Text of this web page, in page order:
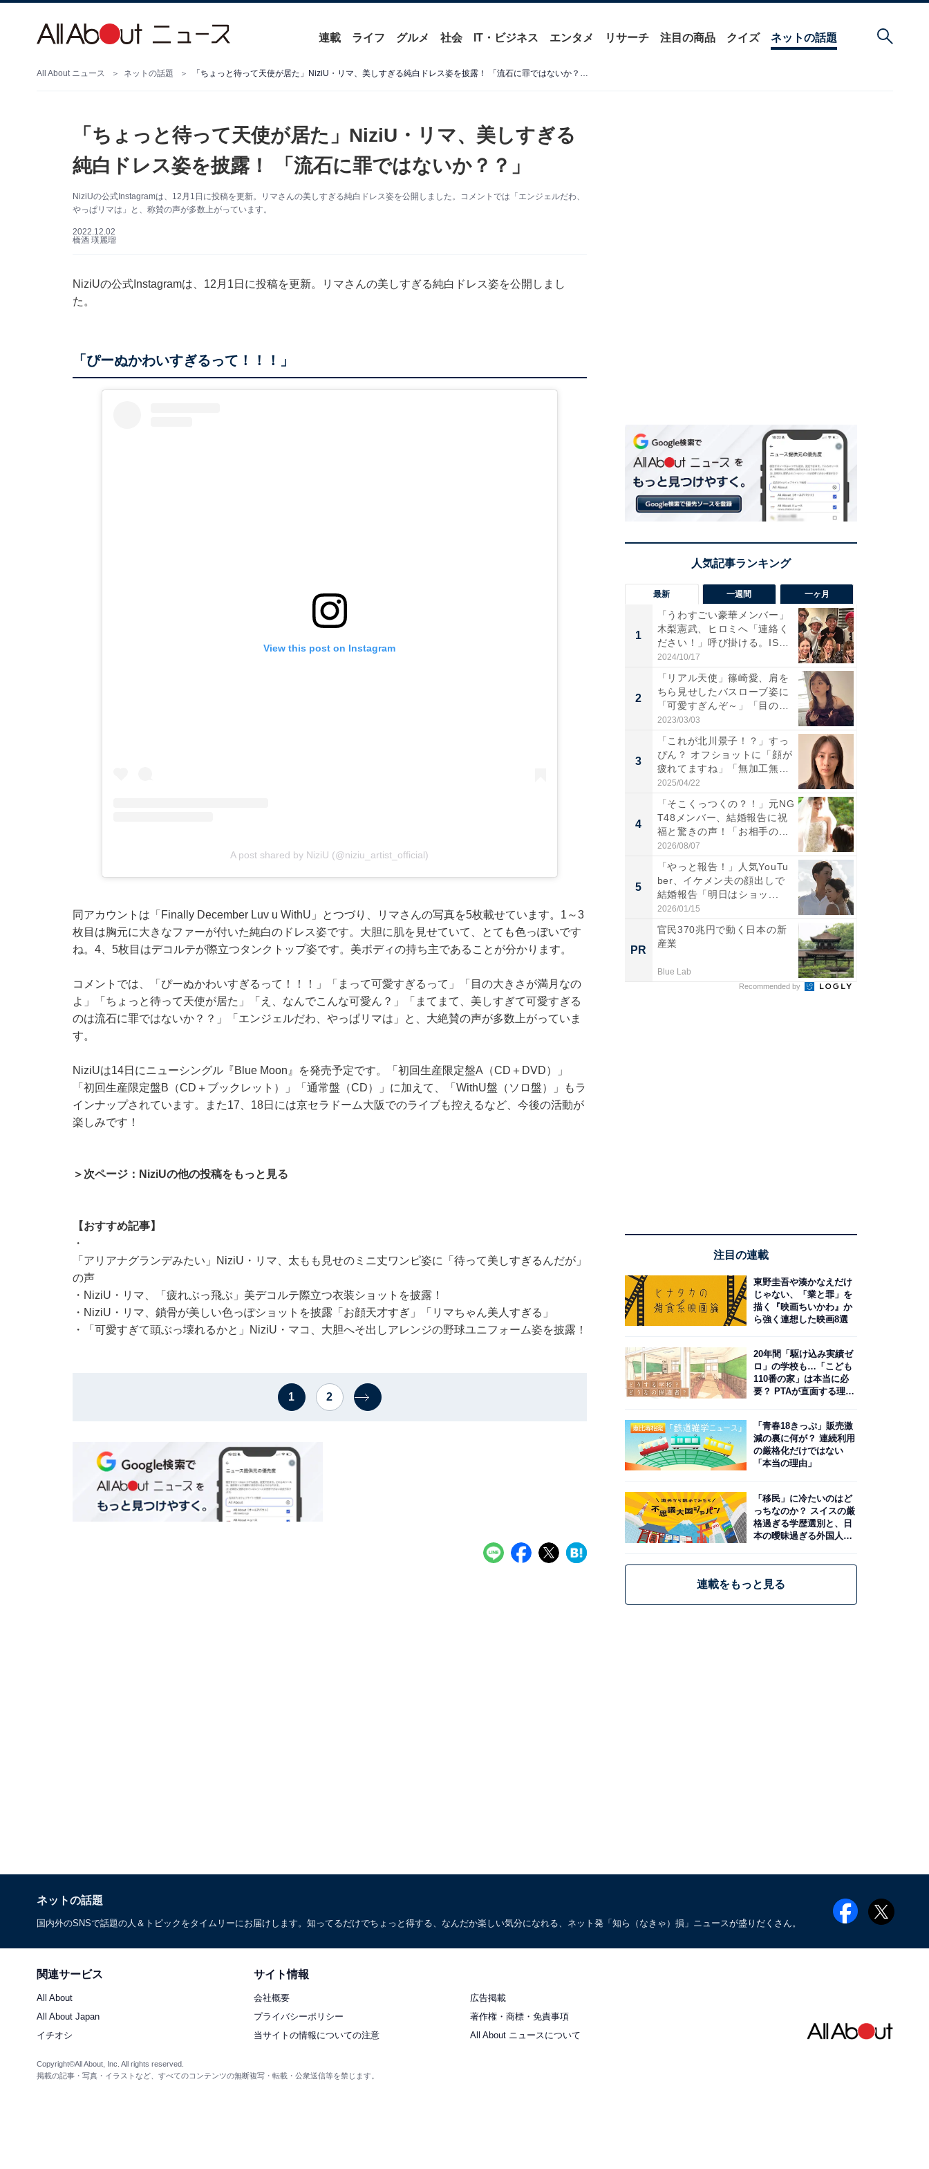
連載 ライフ グルメ 社会 IT・ビジネス エンタメ リサーチ 注目の商品 クイズ ネットの話題
All About ニュース ネットの話題 「ちょっと待って天使が居た」NiziU・リマ、美しすぎる純白ドレス姿を披露！ 「流石に罪ではないか？？」
「ちょっと待って天使が居た」NiziU・リマ、美しすぎる
純白ドレス姿を披露！ 「流石に罪ではないか？？」
NiziUの公式Instagramは、12月1日に投稿を更新。リマさんの美しすぎる純白ドレス姿を公開しました。コメントでは「エンジェルだわ、
やっぱリマは」と、称賛の声が多数上がっています。
2022.12.02
橋酒 瑛麗瑠
NiziUの公式Instagramは、12月1日に投稿を更新。リマさんの美しすぎる純白ドレス姿を公開しまし
た。
「ぴーぬかわいすぎるって！！！」
View this post on Instagram
A post shared by NiziU (@niziu_artist_official)
同アカウントは「Finally December Luv u WithU」とつづり、リマさんの写真を5枚載せています。1～3
枚目は胸元に大きなファーが付いた純白のドレス姿です。大胆に肌を見せていて、とても色っぽいです
ね。4、5枚目はデコルテが際立つタンクトップ姿です。美ボディの持ち主であることが分かります。
コメントでは、「ぴーぬかわいすぎるって！！！」「まって可愛すぎるって」「目の大きさが満月なの
よ」「ちょっと待って天使が居た」「え、なんでこんな可愛ん？」「まてまて、美しすぎて可愛すぎる
のは流石に罪ではないか？？」「エンジェルだわ、やっぱリマは」と、大絶賛の声が多数上がっていま
す。
NiziUは14日にニューシングル『Blue Moon』を発売予定です。「初回生産限定盤A（CD＋DVD）」
「初回生産限定盤B（CD＋ブックレット）」「通常盤（CD）」に加えて、「WithU盤（ソロ盤）」もラ
インナップされています。また17、18日には京セラドーム大阪でのライブも控えるなど、今後の活動が
楽しみです！
＞次ページ：NiziUの他の投稿をもっと見る
【おすすめ記事】
・
「アリアナグランデみたい」NiziU・リマ、太もも見せのミニ丈ワンピ姿に「待って美しすぎるんだが」
の声
・ NiziU・リマ、「疲れぶっ飛ぶ」美デコルテ際立つ衣装ショットを披露！
・ NiziU・リマ、鎖骨が美しい色っぽショットを披露「お顔天才すぎ」「リマちゃん美人すぎる」
・
「可愛すぎて頭ぶっ壊れるかと」NiziU・マコ、大胆へそ出しアレンジの野球ユニフォーム姿を披露！
1 2
最新 一週間 一ヶ月
1
「うわすごい豪華メンバー」
木梨憲武、ヒロミへ「連絡く
ださい！」呼び掛ける。IS
S...
2024/10/17
2
「リアル天使」篠崎愛、肩を
ちら見せしたバスローブ姿に
「可愛すぎんぞ～」「目の表
情...
2023/03/03
3
「これが北川景子！？」すっ
ぴん？ オフショットに「顔が
疲れてますね」「無加工無
表...
2025/04/22
4
「そこくっつくの？！」元NG
T48メンバー、結婚報告に祝
福と驚きの声！「お相手の...
2026/08/07
5
「やっと報告！」人気YouTu
ber、イケメン夫の顔出しで
結婚報告「明日はショッ...
2026/01/15
PR
官民370兆円で動く日本の新
産業
Blue Lab
Recommended by
注目の連載
東野圭吾や湊かなえだけ
じゃない、「業と罪」を
描く『映画ちいかわ』か
ら強く連想した映画8選
20年間「駆け込み実績ゼ
ロ」の学校も…「こども
110番の家」は本当に必
要？ PTAが直面する理想
「青春18きっぷ」販売激
減の裏に何が？ 連続利用
の厳格化だけではない
「本当の理由」
「移民」に冷たいのはど
っちなのか？ スイスの厳
格過ぎる学歴選別と、日
本の曖昧過ぎる外国人政
連載をもっと見る
ネットの話題
国内外のSNSで話題の人＆トピックをタイムリーにお届けします。知ってるだけでちょっと得する、なんだか楽しい気分になれる、ネット発「知ら（なきゃ）損」ニュースが盛りだくさん。
関連サービス
All About
All About Japan
イチオシ
サイト情報
会社概要
広告掲載
プライバシーポリシー
著作権・商標・免責事項
当サイトの情報についての注意
All About ニュースについて
Copyright©All About, Inc. All rights reserved.
掲載の記事・写真・イラストなど、すべてのコンテンツの無断複写・転載・公衆送信等を禁じます。